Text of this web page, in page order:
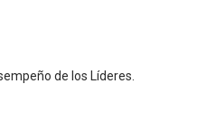
de los Líderes.